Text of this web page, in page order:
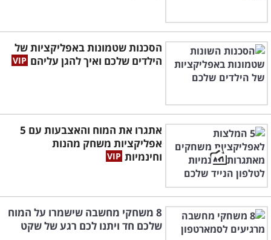
הסכנות שטמונות באפליקציות של
הילדים שלכם ואיך להגן עליהם
אתגרו את המוח והאצבעות עם 5
אפליקציות משחק מהנות
וחינמיות
8 משחקי מחשבה שישמרו על המוח
שלכם חד ויתנו לכם רגע של שקט